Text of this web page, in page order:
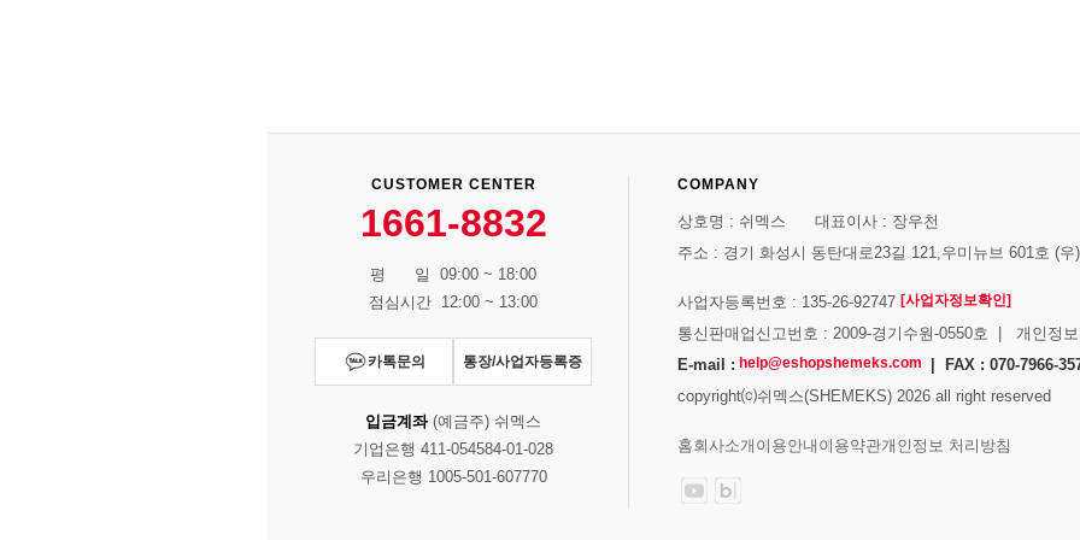
CUSTOMER CENTER
1661-8832
평 일 09:00 ~ 18:00
점심시간 12:00 ~ 13:00
카톡문의 통장/사업자등록증
입금계좌(예금주) 쉬멕스
기업은행 411-054584-01-028
우리은행 1005-501-607770
COMPANY
상호명 : 쉬멕스 대표이사 : 장우천
주소 : 경기 화성시 동탄대로23길 121,우미뉴브 601호 (우
사업자등록번호 : 135-26-92747 [사업자정보확인]
통신판매업신고번호 : 2009-경기수원-0550호 | 개인정
E-mail : help@eshopshemeks.com
| FAX : 070-7966-
copyright⒞쉬멕스(SHEMEKS) 2026 all right reserved
홈회사소개 이용안내 이용약관개인정보 처리방침